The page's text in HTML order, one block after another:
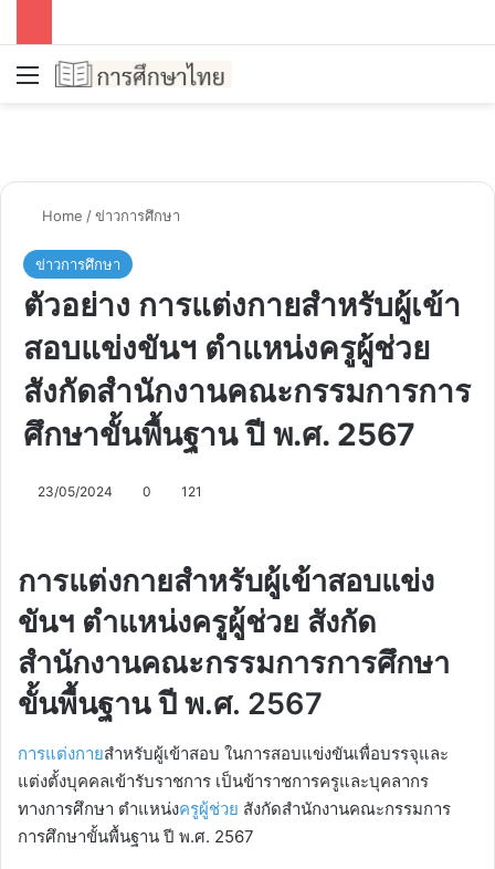
Menu
Home /ข่าวการศึกษา
ข่าวการศึกษา
ตัวอย่าง การแต่งกายสำหรับผู้เข้า
สอบแข่งขันฯ ตำแหน่งครูผู้ช่วย
สังกัดสำนักงานคณะกรรมการการ
ศึกษาขั้นพื้นฐาน ปี พ.ศ. 2567
23/05/2024 0 121
การแต่งกายสำหรับผู้เข้าสอบแข่ง
ขันฯ ตำแหน่งครูผู้ช่วย สังกัด
สำนักงานคณะกรรมการการศึกษา
ขั้นพื้นฐาน ปี พ.ศ. 2567
การแต่งกายสำหรับผู้เข้าสอบ ในการสอบแข่งขันเพื่อบรรจุและ
แต่งตั้งบุคคลเข้ารับราชการ เป็นข้าราชการครูและบุคลากร
ทางการศึกษา ตำแหน่งครูผู้ช่วย สังกัดสำนักงานคณะกรรมการ
การศึกษาขั้นพื้นฐาน ปี พ.ศ. 2567